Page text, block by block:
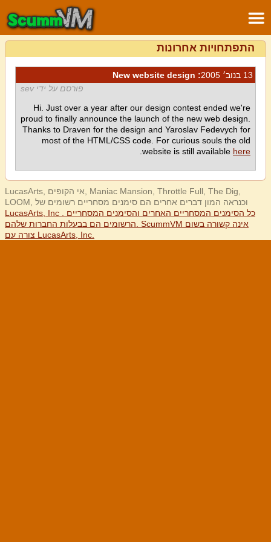
התפתחויות אחרונות
13 בנוב׳ 2005
: New website design
פורסם על ידי sev
Hi. Just over a year after our design contest ended we're
proud to finally announce the launch of the new web design.
Thanks to Draven for the design and Yaroslav Fedevych for
most of the HTML/CSS code. For curious souls the old
website is still available here
LucasArts, אי הקופים, Maniac Mansion, Throttle Full, The Dig,
LOOM, וכנראה המון דברים אחרים הם סימנים מסחריים רשומים של
LucasArts, Inc . כל הסימנים המסחריים האחרים והסימנים המסחריים
הרשומים הם בבעלות החברות שלהם. ScummVM אינה קשורה בשום
צורה עם LucasArts, Inc.